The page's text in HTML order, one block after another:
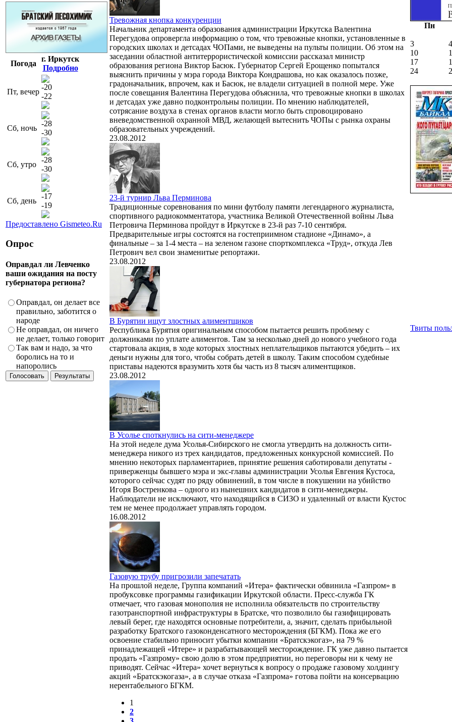
Погода
г. Иркутск
Подробно
Пт, вечер
-20
-22
Сб, ночь
-28
-30
Сб, утро
-28
-30
Сб, день
-17
-19
Предоставлено Gismeteo.Ru
Опрос
Оправдал ли Левченко
ваши ожидания на посту
губернатора региона?
Оправдал, он делает все
правильно, заботится о
народе
Не оправдал, он ничего
не делает, только говорит
Так вам и надо, за что
боролись на то и
напоролись
Тревожная кнопка конкуренции
Начальник департамента образования администрации Иркутска Валентина
Перегудова опровергла информацию о том, что тревожные кнопки, установленные в
городских школах и детсадах ЧОПами, не выведены на пульты полиции. Об этом на
заседании областной антитеррористической комиссии рассказал министр
образования региона Виктор Басюк. Губернатор Сергей Ерощенко попытался
выяснить причины у мэра города Виктора Кондрашова, но как оказалось позже,
градоначальник, впрочем, как и Басюк, не владели ситуацией в полной мере. Уже
после совещания Валентина Перегудова объяснила, что тревожные кнопки в школах
и детсадах уже давно подконтрольны полиции. По мнению наблюдателей,
сотрясание воздуха в стенах органов власти могло быть спровоцировано
вневедомственной охранной МВД, желающей вытеснить ЧОПы с рынка охраны
образовательных учреждений.
23.08.2012
23-й турнир Льва Перминова
Традиционные соревнования по мини футболу памяти легендарного журналиста,
спортивного радиокомментатора, участника Великой Отечественной войны Льва
Петровича Перминова пройдут в Иркутске в 23-й раз 7-10 сентября.
Предварительные игры состоятся на гостеприимном стадионе «Динамо», а
финальные – за 1-4 места – на зеленом газоне спорткомплекса «Труд», откуда Лев
Петрович вел свои знаменитые репортажи.
23.08.2012
В Бурятии ищут злостных алиментщиков
Республика Бурятия оригинальным способом пытается решить проблему с
должниками по уплате алиментов. Там за несколько дней до нового учебного года
стартовала акция, в ходе которых злостных неплательщиков пытаются убедить – их
деньги нужны для того, чтобы собрать детей в школу. Таким способом судебные
приставы надеются вразумить хотя бы часть из 8 тысяч алиментщиков.
23.08.2012
В Усолье споткнулись на сити-менеджере
На этой неделе дума Усолья-Сибирского не смогла утвердить на должность сити-
менеджера никого из трех кандидатов, предложенных конкурсной комиссией. По
мнению некоторых парламентариев, принятие решения саботировали депутаты -
приверженцы бывшего мэра и экс-главы администрации Усолья Евгения Кустоса,
которого сейчас судят по ряду обвинений, в том числе в покушении на убийство
Игоря Востренкова – одного из нынешних кандидатов в сити-менеджеры.
Наблюдатели не исключают, что находящийся в СИЗО и удаленный от власти Кустос
тем не менее продолжает управлять городом.
16.08.2012
Газовую трубу пригрозили запечатать
На прошлой неделе, Группа компаний «Итера» фактически обвинила «Газпром» в
пробуксовке программы газификации Иркутской области. Пресс-служба ГК
отмечает, что газовая монополия не исполнила обязательств по строительству
газотранспортной инфраструктуры в Братске, что позволило бы газифицировать
левый берег, где находятся основные потребители, а, значит, сделать прибыльной
разработку Братского газоконденсатного месторождения (БГКМ). Пока же его
освоение стабильно приносит убытки компании «Братскэкогаз», на 79 %
принадлежащей «Итере» и разрабатывающей месторождение. ГК уже давно пытается
продать «Газпрому» свою долю в этом предприятии, но переговоры ни к чему не
приводят. Сейчас «Итера» хочет вернуться к вопросу о продаже газовому холдингу
акций «Братскэкогаза», а в случае отказа «Газпрома» готова пойти на консервацию
нерентабельного БГКМ.
1
2
Пн
3
4
10
17
24
Твиты